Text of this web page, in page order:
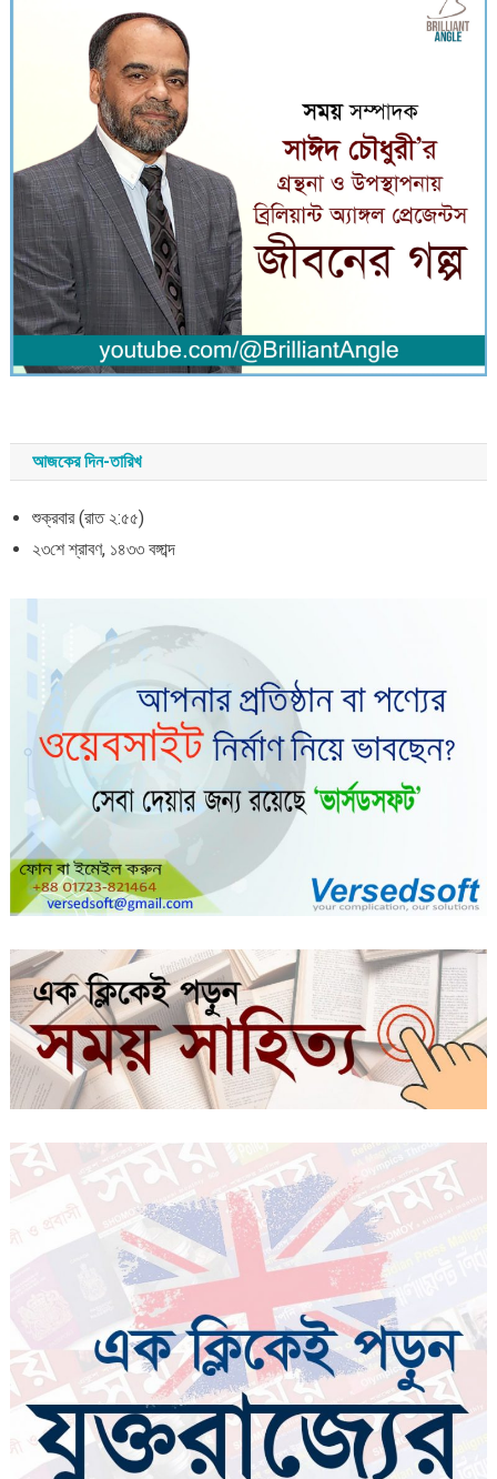
আজকের দিন-তারিখ
শুক্রবার (রাত ২:৫৫)
২৩শে শ্রাবণ, ১৪৩৩ বঙ্গাব্দ